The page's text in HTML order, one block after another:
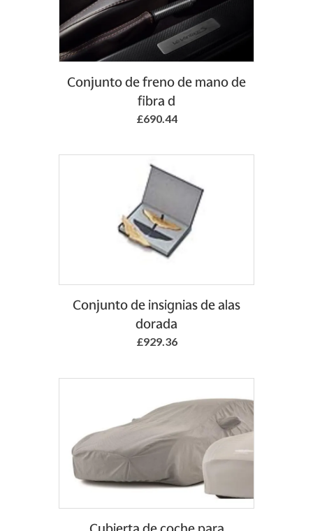
Add to Basket
Conjunto de freno de mano de
fibra d
£690.44
Conjunto de insignias de alas
dorada
£929.36
Add to Basket